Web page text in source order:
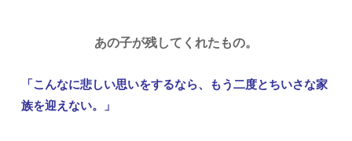
あの子が残してくれたもの。
「こんなに悲しい思いをするなら、もう二度とちいさな家
族を迎えない。」